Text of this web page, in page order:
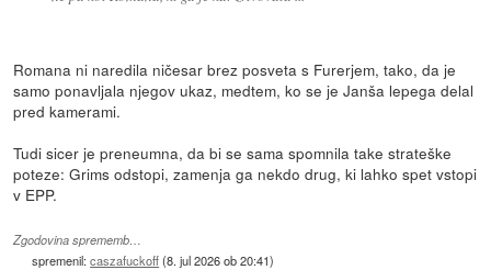
Romana ni naredila ničesar brez posveta s Furerjem, tako, da je
samo ponavljala njegov ukaz, medtem, ko se je Janša lepega delal
pred kamerami.
Tudi sicer je preneumna, da bi se sama spomnila take strateške
poteze: Grims odstopi, zamenja ga nekdo drug, ki lahko spet vstopi
v EPP.
Zgodovina sprememb…
spremenil:caszafuckoff(8. jul 2026 ob 20:41)